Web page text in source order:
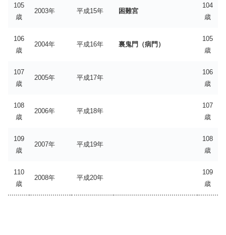
105
歳
2003年 平成15年 困難宮
104
歳
106
歳
2004年 平成16年 裏鬼門（病門）
105
歳
107
歳
2005年 平成17年
106
歳
108
歳
2006年 平成18年
107
歳
109
歳
2007年 平成19年
108
歳
110
歳
2008年 平成20年
109
歳